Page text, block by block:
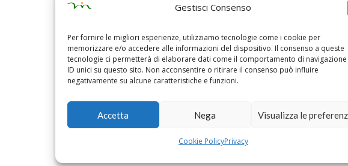
Gestisci Consenso
Per fornire le migliori esperienze, utilizziamo tecnologie come i cookie per
memorizzare e/o accedere alle informazioni del dispositivo. Il consenso a queste
tecnologie ci permetterà di elaborare dati come il comportamento di
ID unici su questo sito. Non acconsentire o ritirare il consenso può influire
negativamente su alcune caratteristiche e funzioni.
Accetta Nega Visualizza le
Cookie PolicyPrivacy